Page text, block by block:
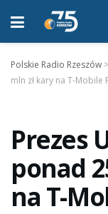
Polskie Radio Rzeszów >
mln zł kary na T-Mobile
Prezes
ponad
na T-